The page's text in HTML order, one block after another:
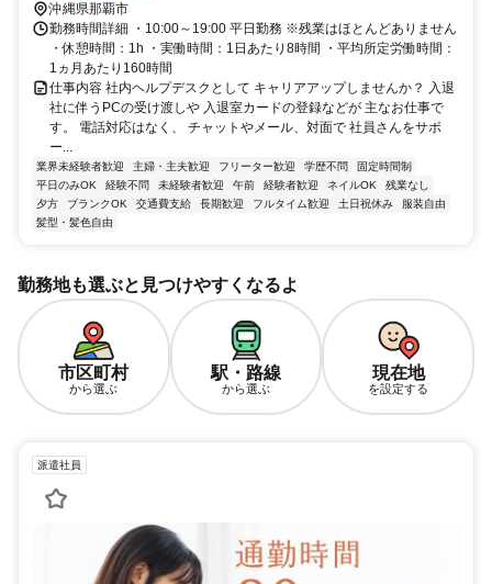
沖縄県那覇市
勤務時間詳細 ・10:00～19:00 平日勤務 ※残業はほとんどありません
・休憩時間：1h ・実働時間：1日あたり8時間 ・平均所定労働時間：
1ヵ月あたり160時間
仕事内容 社内ヘルプデスクとして キャリアアップしませんか？ 入退
社に伴うPCの受け渡しや 入退室カードの登録などが 主なお仕事で
す。 電話対応はなく、 チャットやメール、対面で 社員さんをサポ
ー...
業界未経験者歓迎 主婦・主夫歓迎 フリーター歓迎 学歴不問
固定時間制
平日のみOK
経験不問 未経験者歓迎 午前 経験者歓迎 ネイルOK
残業なし
夕方
ブランクOK 交通費支給 長期歓迎 フルタイム歓迎 土日祝休み
服装自由
髪型・髪色自由
勤務地も選ぶと見つけやすくなるよ
市区町村
から選ぶ
駅・路線
から選ぶ
現在地
を設定する
派遣社員